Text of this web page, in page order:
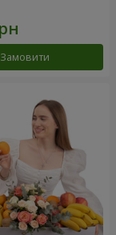
Замовити